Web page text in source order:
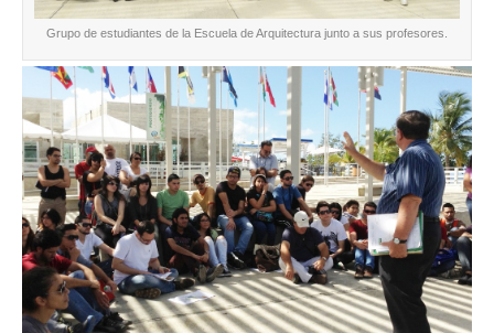
Grupo de estudiantes de la Escuela de Arquitectura junto a sus profesores.